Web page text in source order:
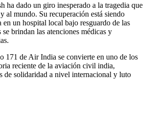
ha dado un giro inesperado a la tragedia que
al mundo. Su recuperación está siendo
en un hospital local bajo resguardo de las
se brindan las atenciones médicas y
171 de Air India se convierte en uno de los
reciente de la aviación civil india,
de solidaridad a nivel internacional y luto